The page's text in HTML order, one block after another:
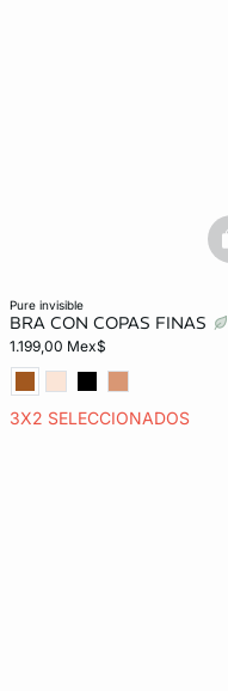
pure invisible
BRA CON COPAS FINAS
1.199,00 Mex$
3X2 SELECCIONADOS